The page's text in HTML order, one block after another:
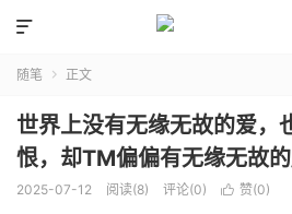

随笔  正文
世界上没有无缘无故的爱，
恨，却TM偏偏有无缘无故的
2025-07-12 阅读(8) 评论(0)  赞(0)